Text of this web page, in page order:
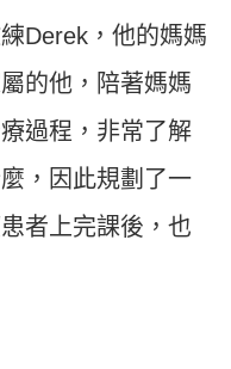
Derek，他的媽媽
的他，陪著媽媽
過程，非常了解
，因此規劃了一
者上完課後，也